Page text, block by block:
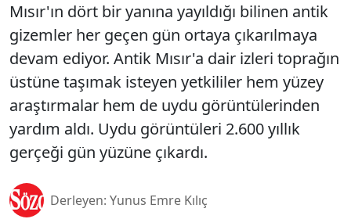
Mısır'ın dört bir yanına yayıldığı bilinen antik
gizemler her geçen gün ortaya çıkarılmaya
devam ediyor. Antik Mısır'a dair izleri toprağın
üstüne taşımak isteyen yetkililer hem yüzey
araştırmalar hem de uydu görüntülerinden
yardım aldı. Uydu görüntüleri 2.600 yıllık
gerçeği gün yüzüne çıkardı.
Derleyen: Yunus Emre Kılıç